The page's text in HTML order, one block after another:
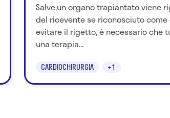
Salve,un organo trapiantato viene
del ricevente se riconosciuto come
evitare il rigetto, è necessario che
una terapia...
CARDIOCHIRURGIA +1